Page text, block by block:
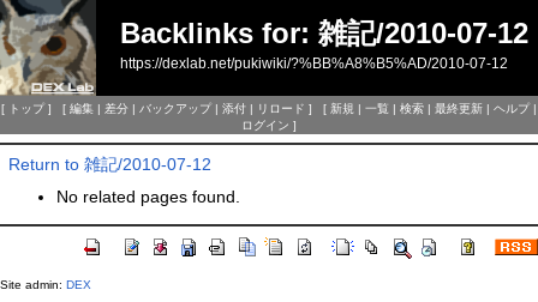
Backlinks for: 雑記/2010-07-12
https://dexlab.net/pukiwiki/?%BB%A8%B5%AD/2010-07-12
[ トップ] [ 編集 | 差分 | バックアップ| 添付 | リロード ] [ 新規 | 一覧 | 検索 | 最終更新 | ヘルプ|
ログイン ]
Return to 雑記/2010-07-12
No related pages found.
Site admin: DEX